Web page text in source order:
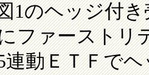
1のヘッジ付
ファーストリ
連動ＥＴＦで